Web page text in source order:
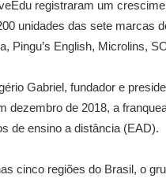
registraram um
unidades das sete marcas
Pingu’s English, Microlins,
Gabriel, fundador e
dezembro de 2018, a
de ensino a distância (EAD).
cinco regiões do Brasil, o